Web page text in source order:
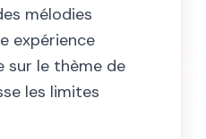
mélodies
expérience
sur le thème de
les limites